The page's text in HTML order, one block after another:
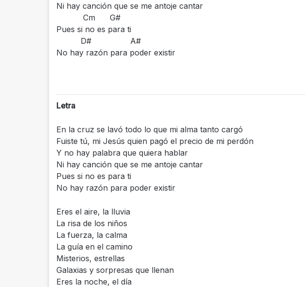
Ni hay canción que se me antoje cantar
Cm G#
Pues si no es para ti
D# A#
No hay razón para poder existir
Letra
En la cruz se lavó todo lo que mi alma tanto cargó
Fuiste tú, mi Jesús quien pagó el precio de mi perdón
Y no hay palabra que quiera hablar
Ni hay canción que se me antoje cantar
Pues si no es para ti
No hay razón para poder existir
Eres el aire, la lluvia
La risa de los niños
La fuerza, la calma
La guía en el camino
Misterios, estrellas
Galaxias y sorpresas que llenan
Eres la noche, el día